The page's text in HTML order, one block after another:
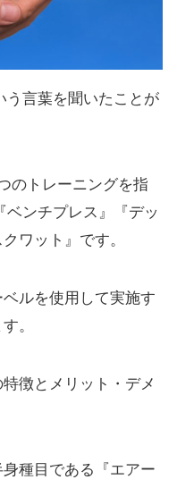
う言葉を聞いたことが
のトレーニングを指
ンチプレス』『デッ
ワット』です。
ルを使用して実施す
。
徴とメリット・デメ
種目である『エアー